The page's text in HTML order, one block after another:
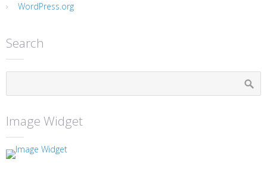
WordPress.org
Search
Image Widget